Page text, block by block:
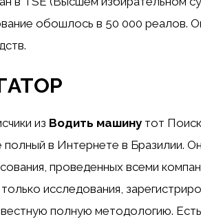
обошлось в 50 000 реалов.
из Водить машину тот
в Интернете в Бразилии.
проведенных всеми
исследования,
полную методологию. Есть